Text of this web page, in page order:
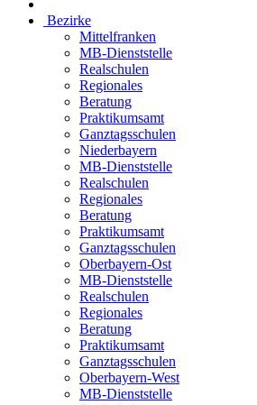
Bezirke
Mittelfranken
MB-Dienststelle
Realschulen
Regionales
Beratung
Praktikumsamt
Ganztagsschulen
Niederbayern
MB-Dienststelle
Realschulen
Regionales
Beratung
Praktikumsamt
Ganztagsschulen
Oberbayern-Ost
MB-Dienststelle
Realschulen
Regionales
Beratung
Praktikumsamt
Ganztagsschulen
Oberbayern-West
MB-Dienststelle